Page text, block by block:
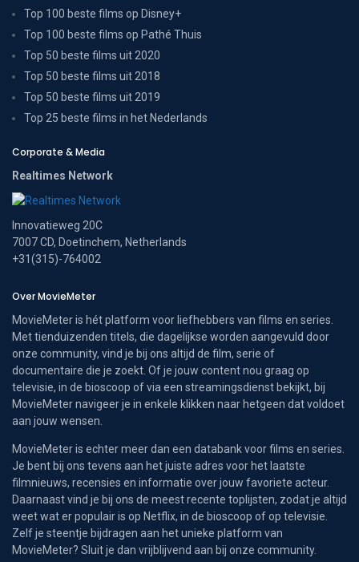
Top 100 beste films op Disney+
Top 100 beste films op Pathé Thuis
Top 50 beste films uit 2020
Top 50 beste films uit 2018
Top 50 beste films uit 2019
Top 25 beste films in het Nederlands
Corporate & Media
Realtimes Network
Innovatieweg 20C
7007 CD, Doetinchem, Netherlands
+31(315)-764002
Over MovieMeter
MovieMeter is hét platform voor liefhebbers van films en series.
Met tienduizenden titels, die dagelijkse worden aangevuld door
onze community, vind je bij ons altijd de film, serie of
documentaire die je zoekt. Of je jouw content nou graag op
televisie, in de bioscoop of via een streamingsdienst bekijkt, bij
MovieMeter navigeer je in enkele klikken naar hetgeen dat voldoet
aan jouw wensen.
MovieMeter is echter meer dan een databank voor films en series.
Je bent bij ons tevens aan het juiste adres voor het laatste
filmnieuws, recensies en informatie over jouw favoriete acteur.
Daarnaast vind je bij ons de meest recente toplijsten, zodat je altijd
weet wat er populair is op Netflix, in de bioscoop of op televisie.
Zelf je steentje bijdragen aan het unieke platform van
MovieMeter? Sluit je dan vrijblijvend aan bij onze community.